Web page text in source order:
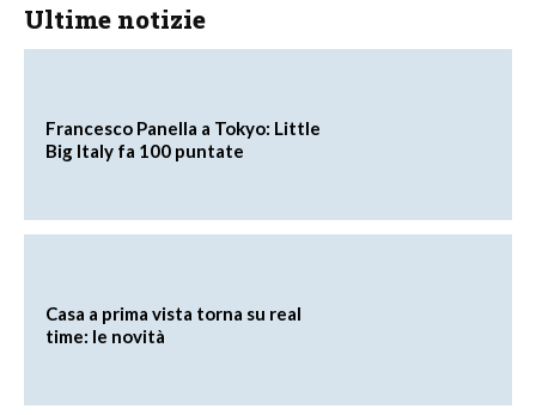
Ultime notizie
Francesco Panella a Tokyo: Little
Big Italy fa 100 puntate
Casa a prima vista torna su real
time: le novità